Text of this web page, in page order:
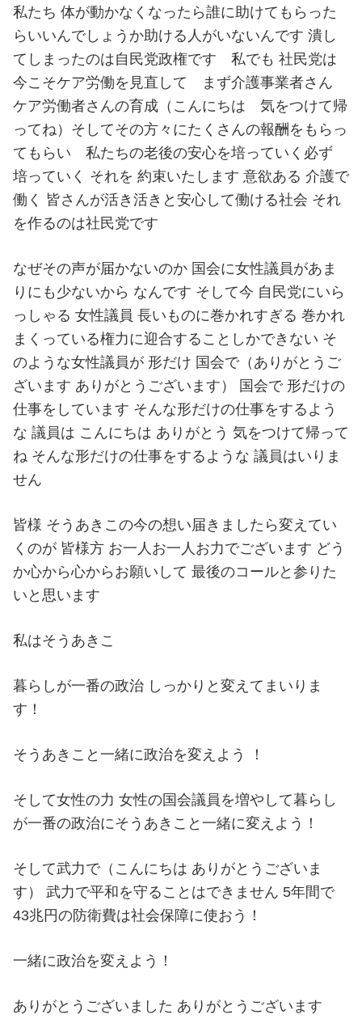
私たち 体が動かなくなったら誰に助けてもらった
らいいんでしょうか助ける人がいないんです 潰し
てしまったのは自民党政権です 私でも 社民党は
今こそケア労働を見直して まず介護事業者さん
ケア労働者さんの育成（こんにちは 気をつけて帰
ってね）そしてその方々にたくさんの報酬をもらっ
てもらい 私たちの老後の安心を培っていく必ず
培っていく それを 約束いたします 意欲ある 介護で
働く 皆さんが活き活きと安心して働ける社会 それ
を作るのは社民党です
なぜその声が届かないのか 国会に女性議員があま
りにも少ないから なんです そして今 自民党にいら
っしゃる 女性議員 長いものに巻かれすぎる 巻かれ
まくっている権力に迎合することしかできない そ
のような女性議員が 形だけ 国会で（ありがとうご
ざいます ありがとうございます） 国会で 形だけの
仕事をしています そんな形だけの仕事をするよう
な 議員は こんにちは ありがとう 気をつけて帰って
ね そんな形だけの仕事をするような 議員はいりま
せん
皆様 そうあきこの今の想い届きましたら変えてい
くのが 皆様方 お一人お一人お力でございます どう
か心から心からお願いして 最後のコールと参りた
いと思います
私はそうあきこ
暮らしが一番の政治 しっかりと変えてまいりま
す！
そうあきこと一緒に政治を変えよう ！
そして女性の力 女性の国会議員を増やして暮らし
が一番の政治にそうあきこと一緒に変えよう！
そして武力で（こんにちは ありがとうございま
す） 武力で平和を守ることはできません 5年間で
43兆円の防衛費は社会保障に使おう！
一緒に政治を変えよう！
ありがとうございました ありがとうございます